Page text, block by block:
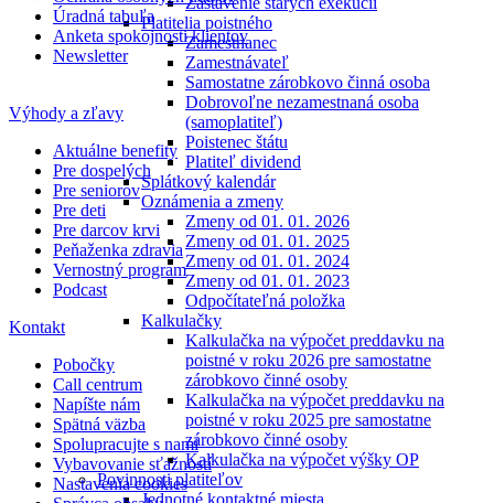
Platitelia poistného
Zamestnanec
Zamestnávateľ
Samostatne zárobkovo činná osoba
Dobrovoľne nezamestnaná osoba
(samoplatiteľ)
Poistenec štátu
Platiteľ dividend
Splátkový kalendár
Oznámenia a zmeny
Zmeny od 01. 01. 2026
Zmeny od 01. 01. 2025
Zmeny od 01. 01. 2024
Zmeny od 01. 01. 2023
Odpočítateľná položka
Kalkulačky
Kalkulačka na výpočet preddavku na
poistné v roku 2026 pre samostatne
zárobkovo činné osoby
Kalkulačka na výpočet preddavku na
poistné v roku 2025 pre samostatne
zárobkovo činné osoby
Kalkulačka na výpočet výšky OP
Povinnosti platiteľov
Jednotné kontaktné miesta
Úradná tabuľa
Anketa spokojnosti klientov
Newsletter
Výhody a zľavy
Aktuálne benefity
Pre dospelých
Pre seniorov
Pre deti
Pre darcov krvi
Peňaženka zdravia
Vernostný program
Podcast
Kontakt
Pobočky
Call centrum
Napíšte nám
Spätná väzba
Spolupracujte s nami
Vybavovanie sťažností
Nastavenia cookies